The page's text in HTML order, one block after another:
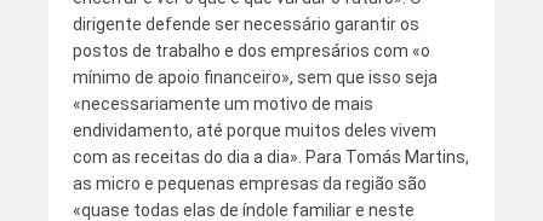
dirigente defende ser necessário garantir os
postos de trabalho e dos empresários com «o
mínimo de apoio financeiro», sem que isso seja
«necessariamente um motivo de mais
endividamento, até porque muitos deles vivem
com as receitas do dia a dia». Para Tomás Martins,
as micro e pequenas empresas da região são
«quase todas elas de índole familiar e neste